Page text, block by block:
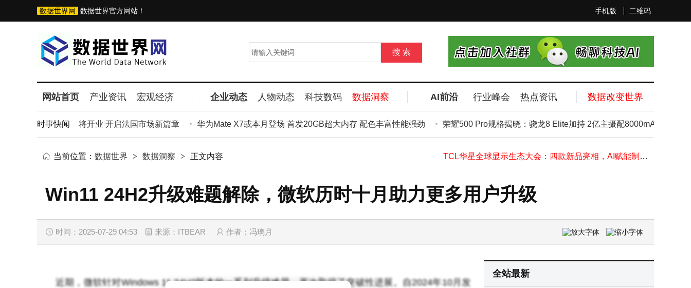
手机版 二维码
数据世界网 数据世界官方网站！
网站首页 产业资讯 宏观经济 企业动态 人物动态 科技数码 数据洞察 AI前沿 行业峰会 热点资讯 数据改变世界
时事快闻
首家直营门店即将开业 开启法国市场新篇章 华为Mate X7或本月登场 首发20GB超大内存 配色丰富性能强劲 荣耀500 Pro规格揭晓：骁龙8 Elite加持 2亿主摄配8000mAh大电池
Viwoods AiPaper Reader电纸书来袭：AI互动阅读 6.13英寸墨水屏新体验
小米再拓欧洲版图：巴黎首家直营门店即将开业 开启法国市场新篇章
华为Mate X7或本月登场 首发20GB超大内存 配色丰富性能强劲
iPhone 17系列上市两月中国市场激活破千万，配置亮眼预售火爆
小米SU7改款车型来袭 交付周期大幅缩短引关注
Viwoods AiPaper Reader电纸书来袭：AI互动阅读 6.13英寸墨水屏新体验
小米再拓欧洲版图：巴黎首家直营门店即将开业 开启法国市场新篇章
当前位置： 数据世界 > 数据洞察 > 正文内容
Win11 24H2升级难题解除，微软历时十月助力更多用户升级
时间：2025-07-29 04:53 来源：ITBEAR 作者：冯璃月
近期，微软针对Windows 11 24H2版本的一系列升级难题，再次取得了突破性进展。自2024年10月发
全站最新